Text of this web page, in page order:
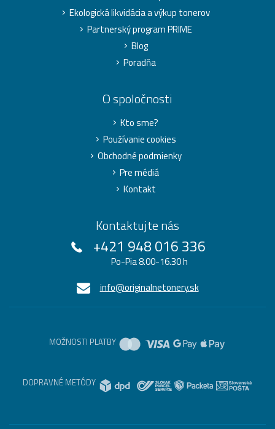
Ekologická likvidácia a výkup tonerov
Partnerský program PRIME
Blog
Poradňa
O spoločnosti
Kto sme?
Používanie cookies
Obchodné podmienky
Pre médiá
Kontakt
Kontaktujte nás
+421 948 016 336
Po-Pia 8.00-16.30 h
info@originalnetonery.sk
MOŽNOSTI PLATBY
DOPRAVNÉ METÓDY